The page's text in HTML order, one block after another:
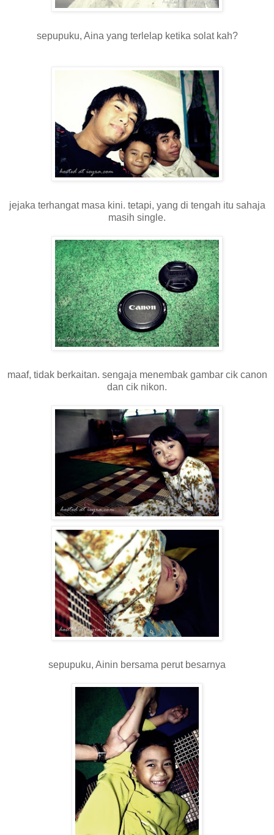
sepupuku, Aina yang terlelap ketika solat kah?
jejaka terhangat masa kini. tetapi, yang di tengah itu sahaja
masih single.
maaf, tidak berkaitan. sengaja menembak gambar cik canon
dan cik nikon.
sepupuku, Ainin bersama perut besarnya